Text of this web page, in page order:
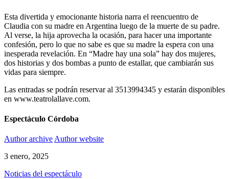
Esta divertida y emocionante historia narra el reencuentro de
Claudia con su madre en Argentina luego de la muerte de su padre.
Al verse, la hija aprovecha la ocasión, para hacer una importante
confesión, pero lo que no sabe es que su madre la espera con una
inesperada revelación. En “Madre hay una sola” hay dos mujeres,
dos historias y dos bombas a punto de estallar, que cambiarán sus
vidas para siempre.
Las entradas se podrán reservar al 3513994345 y estarán disponibles
en www.teatrolallave.com.
Espectáculo Córdoba
Author archiveAuthor website
3 enero, 2025
Noticias del espectáculo